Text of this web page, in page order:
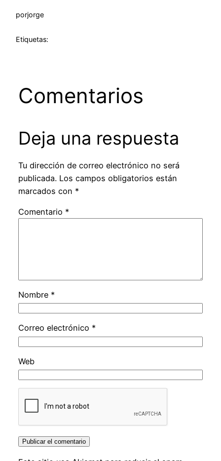
porjorge
Etiquetas:
Comentarios
Deja una respuesta
Tu dirección de correo electrónico no será
publicada. Los campos obligatorios están
marcados con *
Comentario *
Nombre *
Correo electrónico *
Web